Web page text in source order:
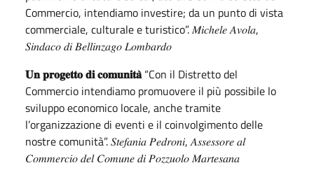
Commercio, intendiamo investire; da un punto di vista
commerciale, culturale e turistico”. 𝑀𝑖𝑐ℎ𝑒𝑙𝑒 𝐴𝑣𝑜𝑙𝑎,
𝑆𝑖𝑛𝑑𝑎𝑐𝑜 𝑑𝑖 𝐵𝑒𝑙𝑙𝑖𝑛𝑧𝑎𝑔𝑜 𝐿𝑜𝑚𝑏𝑎𝑟𝑑𝑜
𝐔𝐧 𝐩𝐫𝐨𝐠𝐞𝐭𝐭𝐨 𝐝𝐢 𝐜𝐨𝐦𝐮𝐧𝐢𝐭𝐚̀“Con il Distretto del
Commercio intendiamo promuovere il più possibile lo
sviluppo economico locale, anche tramite
l’organizzazione di eventi e il coinvolgimento delle
nostre comunità”. 𝑆𝑡𝑒𝑓𝑎𝑛𝑖𝑎 𝑃𝑒𝑑𝑟𝑜𝑛𝑖, 𝐴𝑠𝑠𝑒𝑠𝑠𝑜𝑟𝑒 𝑎𝑙
𝐶𝑜𝑚𝑚𝑒𝑟𝑐𝑖𝑜 𝑑𝑒𝑙 𝐶𝑜𝑚𝑢𝑛𝑒 𝑑𝑖 𝑃𝑜𝑧𝑧𝑢𝑜𝑙𝑜 𝑀𝑎𝑟𝑡𝑒𝑠𝑎𝑛𝑎